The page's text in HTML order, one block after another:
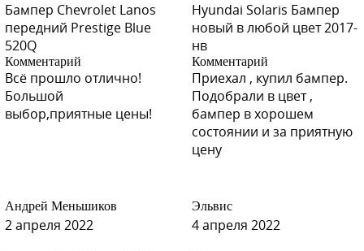
Бампер Chevrolet Lanos
передний Prestige Blue
520Q
Комментарий
Всё прошло отлично!
Большой
выбор,приятные цены!
Hyundai Solaris Бампер
новый в любой цвет 2017-
нв
Комментарий
Приехал , купил бампер.
Подобрали в цвет ,
бампер в хорошем
состоянии и за приятную
цену
Андрей Меньшиков
2 апреля 2022
Эльвис
4 апреля 2022